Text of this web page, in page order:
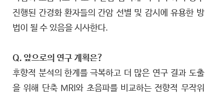
진행된 간경화 환자들의 간암 선별 및 감시에 유용한 방
법이 될 수 있음을 시사한다.
Q. 앞으로의 연구 계획은?
후향적 분석의 한계를 극복하고 더 많은 연구 결과 도출
을 위해 단축 MRI와 초음파를 비교하는 전향적 무작위